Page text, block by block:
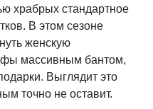
храбрых стандартное
В этом сезоне
женскую
массивным бантом,
Выглядит это
точно не оставит.